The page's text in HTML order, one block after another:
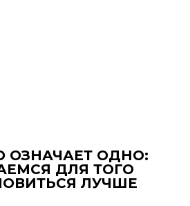
ОЗНАЧАЕТ ОДНО:
ДЛЯ ТОГО
ЛУЧШЕ